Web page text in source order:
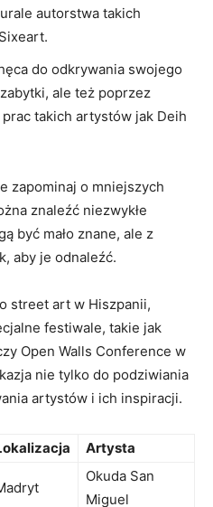
autorstwa takich
do odkrywania swojego
ale też poprzez
takich artystów jak Deih
zapominaj o mniejszych
znaleźć niezwykłe
być mało znane, ale z
aby je odnaleźć.
street art w Hiszpanii,
festiwale, takie jak
Open Walls Conference w
nie tylko do podziwiania
artystów i ich inspiracji.
Artysta
Okuda San
Miguel